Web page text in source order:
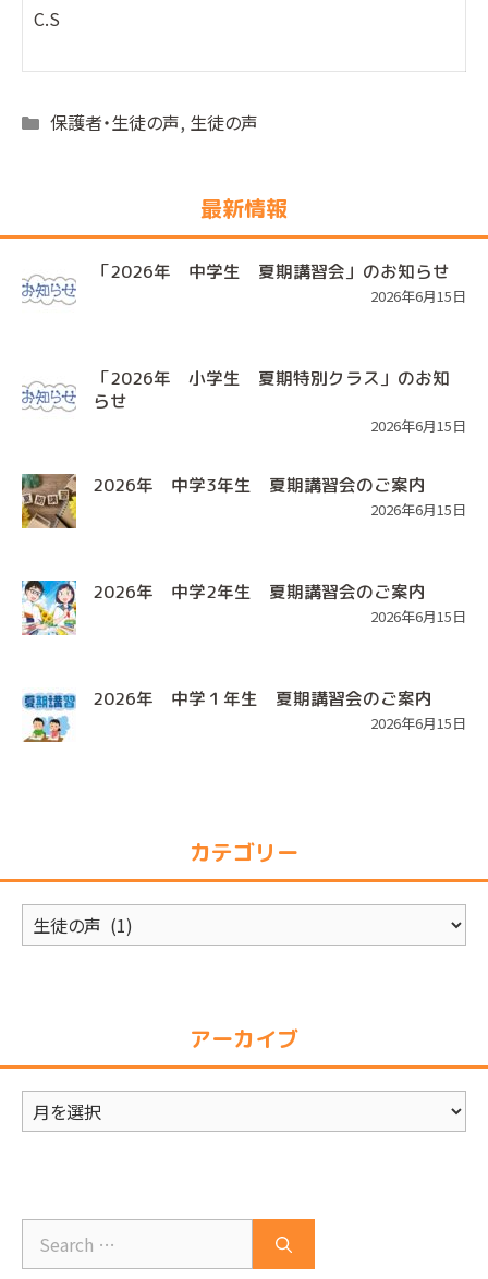
C.S
Categories
保護者・生徒の声, 生徒の声
最新情報
「2026年 中学生 夏期講習会」のお知らせ
2026年6月15日
「2026年 小学生 夏期特別クラス」のお知
らせ
2026年6月15日
2026年 中学3年生 夏期講習会のご案内
2026年6月15日
2026年 中学2年生 夏期講習会のご案内
2026年6月15日
2026年 中学１年生 夏期講習会のご案内
2026年6月15日
カテゴリー
カ
テ
アーカイブ
ア
ー
ブSearch
for: